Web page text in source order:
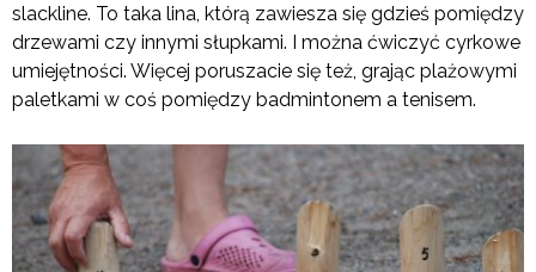
slackline. To taka lina, którą zawiesza się gdzieś pomiędzy
drzewami czy innymi słupkami. I można ćwiczyć cyrkowe
umiejętności. Więcej poruszacie się też, grając plażowymi
paletkami w coś pomiędzy badmintonem a tenisem.